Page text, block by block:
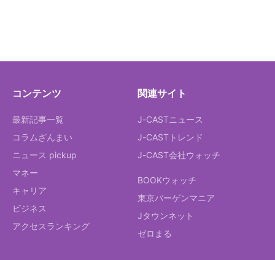
コンテンツ
最新記事一覧
コラムざんまい
ニュース pickup
マネー
キャリア
ビジネス
アクセスランキング
関連サイト
J-CASTニュース
J-CASTトレンド
J-CAST会社ウォッチ
BOOKウォッチ
東京バーゲンマニア
Jタウンネット
ゼロまる